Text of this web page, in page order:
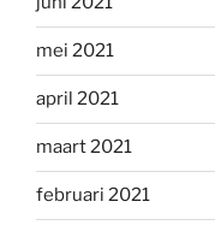
mei 2021
april 2021
maart 2021
februari 2021